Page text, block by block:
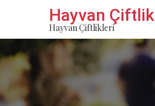
content
Hayvan
Hayvan Çiftlikleri